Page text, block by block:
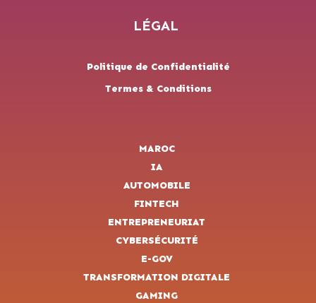
LÉGAL
Politique de Confidentialité
Termes & Conditions
MAROC
IA
AUTOMOBILE
FINTECH
ENTREPRENEURIAT
CYBERSÉCURITÉ
E-GOV
TRANSFORMATION DIGITALE
GAMING